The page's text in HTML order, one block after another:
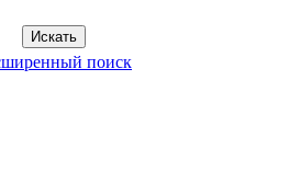
поиск